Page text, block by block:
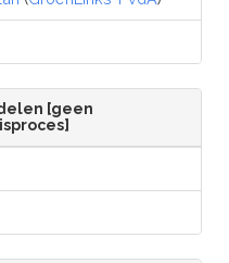
[geen